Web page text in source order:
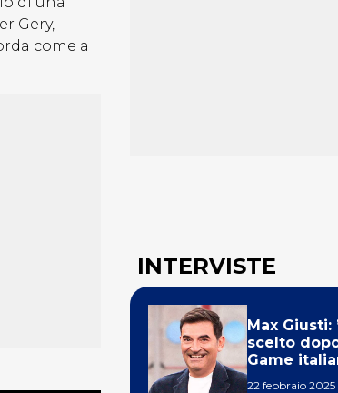
Gery,
come a
INTERVISTE
Max Giusti:
scelto
Game
22 febbraio 2025